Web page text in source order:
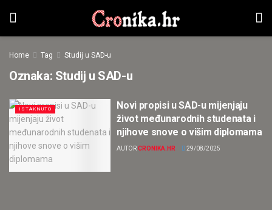
Home Tag Studij u SAD-u
Oznaka: Studij u SAD-u
ISTAKNUTO
Novi propisi u SAD-u mijenjaju
život međunarodnih studenata i
njihove snove o višim diplomama
AUTORCRONIKA.HR 29/08/2025